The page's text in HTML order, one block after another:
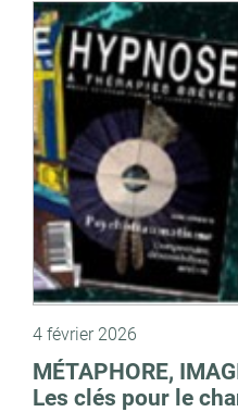
4 février 2026
MÉTAPHORE,
Les clés pour le